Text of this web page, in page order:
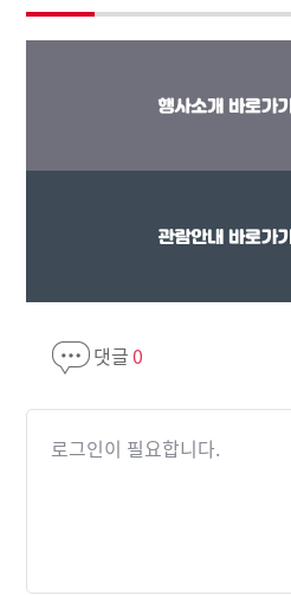
댓글0
로그인이 필요합니다.